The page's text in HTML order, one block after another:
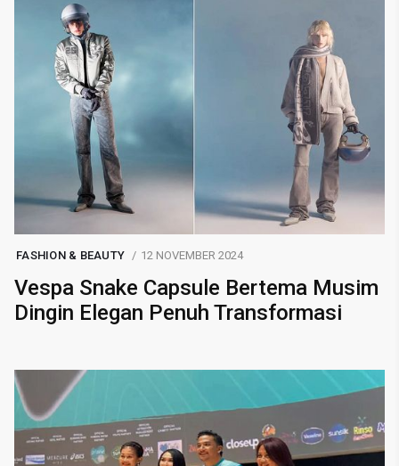
FASHION & BEAUTY 12 NOVEMBER 2024
Vespa Snake Capsule Bertema Musim
Dingin Elegan Penuh Transformasi